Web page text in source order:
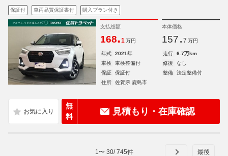
保証付 車両品質保証書付 購入プラン付き
支払総額
168.1 万円
本体価格
157. 7 万円
年式 2021年 走行
6.7万km
車検
車検整備付 修復
なし
保証
保証付 整備
法定整備付
住所
佐賀県 鹿島市
無
料
見積もり・在庫確認
1 〜 30/745件